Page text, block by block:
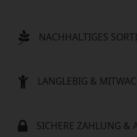
NACHHALTIGES
LANGLEBIG &
SICHERE ZAHLUNG &